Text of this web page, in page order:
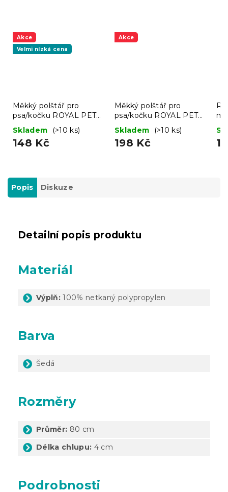
Akce
Velmi nízká cena
Měkký polštář pro
psa/kočku ROYAL PET
75x60 cm, černý
Skladem (>10 ks)
148 Kč
Akce
Měkký polštář pro
psa/kočku ROYAL PET
75x60 cm, vzorovaný
Skladem (>10 ks)
198 Kč
Popis Diskuze
Detailní popis produktu
Materiál
Výplň: 100% netkaný polypropylen
Barva
Šedá
Rozměry
Průměr: 80 cm
Délka chlupu: 4 cm
Podrobnosti